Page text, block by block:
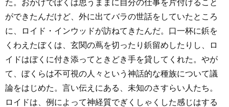
た。おかげでぼくは思うままに自分の仕事を片付けること
ができたんだけど、外に出てバラの世話をしていたところ
に、ロイド・インウッドが訪ねてきたんだ。口一杯に鋲を
くわえたぼくは、玄関の蔦を切ったり鋲留めしたりし、ロ
イドはぼくに付き添ってときどき手を貸してくれた。やが
て、ぼくらは不可視の人々という神話的な種族について議
論をはじめた。言い伝えにある、未知のさすらい人たち。
ロイドは、例によって神経質でぎくしゃくした感じはする